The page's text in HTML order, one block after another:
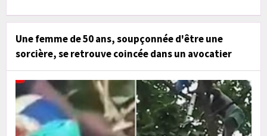
Une femme de 50 ans, soupçonnée d'être une
sorcière, se retrouve coincée dans un avocatier